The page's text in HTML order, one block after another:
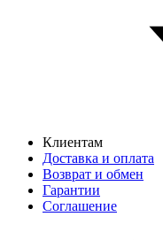
Клиентам
Доставка и оплата
Возврат и обмен
Гарантии
Соглашение